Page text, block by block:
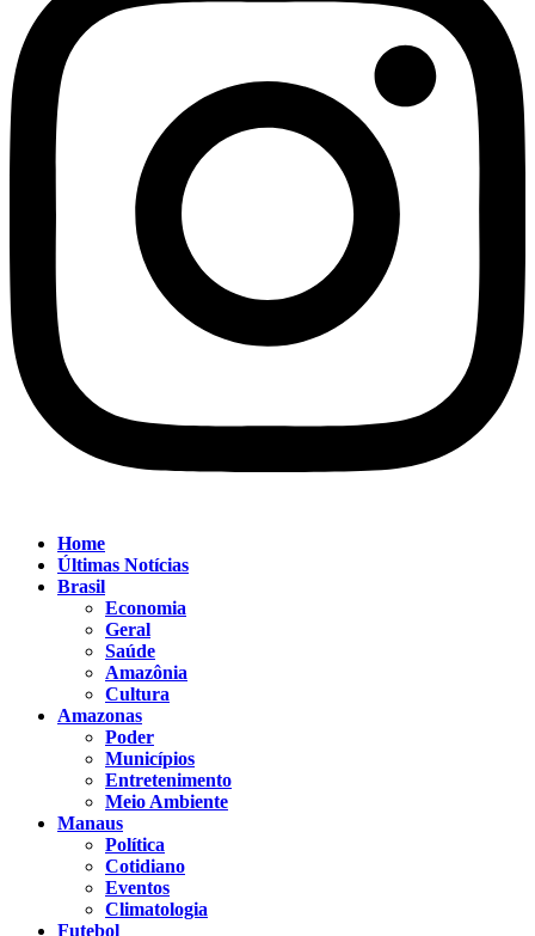
Home
Últimas Notícias
Brasil
Economia
Geral
Saúde
Amazônia
Cultura
Amazonas
Poder
Municípios
Entretenimento
Meio Ambiente
Manaus
Política
Cotidiano
Eventos
Climatologia
Futebol